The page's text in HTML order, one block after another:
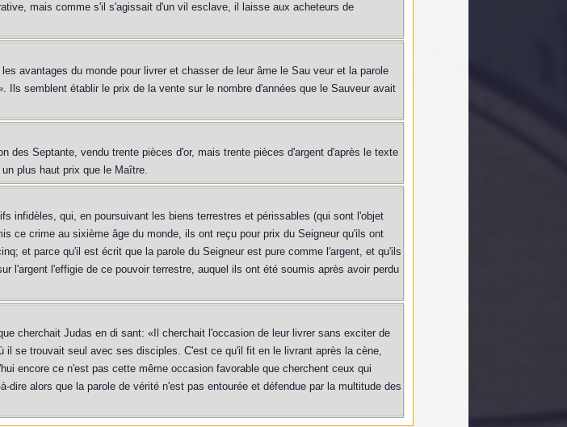
mais comme s'il s'agissait d'un vil esclave, il laisse aux acheteurs de
avantages du monde pour livrer et chasser de leur âme le Sau veur et la parole
semblent établir le prix de la vente sur le nombre d'années que le Sauveur avait
des Septante, vendu trente pièces d'or, mais trente pièces d'argent d'après le texte
plus haut prix que le Maître.
infidèles, qui, en poursuivant les biens terrestres et périssables (qui sont l'objet
ce crime au sixième âge du monde, ils ont reçu pour prix du Seigneur qu'ils ont
et parce qu'il est écrit que la parole du Seigneur est pure comme l'argent, et qu'ils
l'argent l'effigie de ce pouvoir terrestre, auquel ils ont été soumis après avoir perdu
cherchait Judas en di sant: «Il cherchait l'occasion de leur livrer sans exciter de
il se trouvait seul avec ses disciples. C'est ce qu'il fit en le livrant après la cène,
encore ce n'est pas cette même occasion favorable que cherchent ceux qui
alors que la parole de vérité n'est pas entourée et défendue par la multitude des